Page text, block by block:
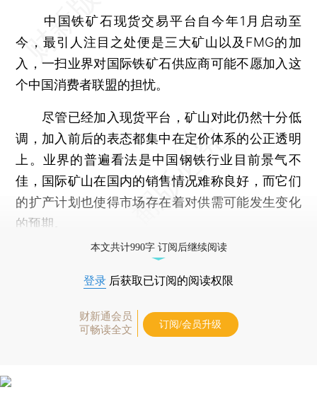
中国铁矿石现货交易平台自今年1月启动至
今，最引人注目之处便是三大矿山以及FMG的加
入，一扫业界对国际铁矿石供应商可能不愿加入这
个中国消费者联盟的担忧。
尽管已经加入现货平台，矿山对此仍然十分低
调，加入前后的表态都集中在定价体系的公正透明
上。业界的普遍看法是中国钢铁行业目前景气不
佳，国际矿山在国内的销售情况难称良好，而它们
的扩产计划也使得市场存在着对供需可能发生变化
的预期。
本文共计990字 订阅后继续阅读
登录 后获取已订阅的阅读权限
财新通会员
可畅读全文
订阅/会员升级